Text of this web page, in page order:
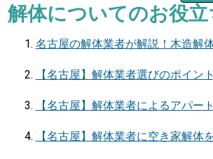
解体についてのお役立
名古屋の解体業者が解説！木造解
【名古屋】解体業者選びのポイ
【名古屋】解体業者によるアパ
【名古屋】解体業者に空き家解体